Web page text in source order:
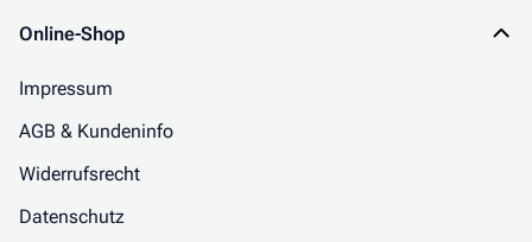
Online-Shop
Impressum
AGB & Kundeninfo
Widerrufsrecht
Datenschutz